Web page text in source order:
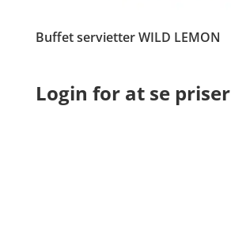
Buffet servietter WILD LEMON
Login for at se priser